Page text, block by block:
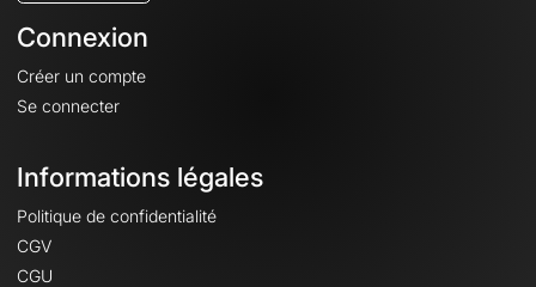
Connexion
Créer un compte
Se connecter
Informations légales
Politique de confidentialité
CGV
CGU